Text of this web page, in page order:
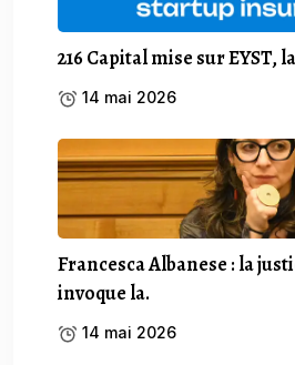
216 Capital mise sur EYST,
14 mai 2026
Francesca Albanese : la
invoque la.
14 mai 2026